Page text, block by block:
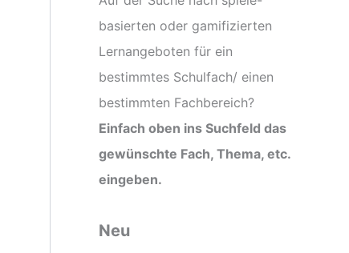
c
:
basierten oder gamifizierten
Lernangeboten für ein
bestimmtes Schulfach/ einen
bestimmten Fachbereich?
Einfach oben ins Suchfeld das
gewünschte Fach, Thema, etc.
eingeben.
Neu